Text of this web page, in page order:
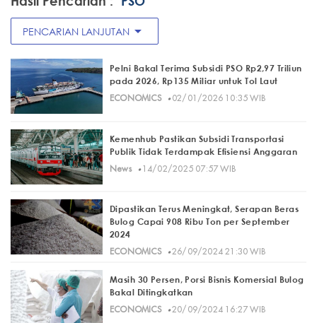
PENCARIAN LANJUTAN arrow_drop_down
Pelni Bakal Terima Subsidi PSO Rp2,97 Triliun
pada 2026, Rp135 Miliar untuk Tol Laut
ECONOMICS· 02/01/2026 10:35 WIB
Kemenhub Pastikan Subsidi Transportasi
Publik Tidak Terdampak Efisiensi Anggaran
News· 14/02/2025 07:57 WIB
Dipastikan Terus Meningkat, Serapan Beras
Bulog Capai 908 Ribu Ton per September
2024
ECONOMICS· 26/09/2024 21:30 WIB
Masih 30 Persen, Porsi Bisnis Komersial Bulog
Bakal Ditingkatkan
ECONOMICS· 20/09/2024 16:27 WIB